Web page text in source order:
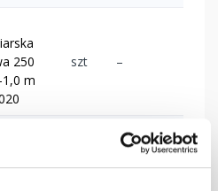
250
m
szt –
250
szt –